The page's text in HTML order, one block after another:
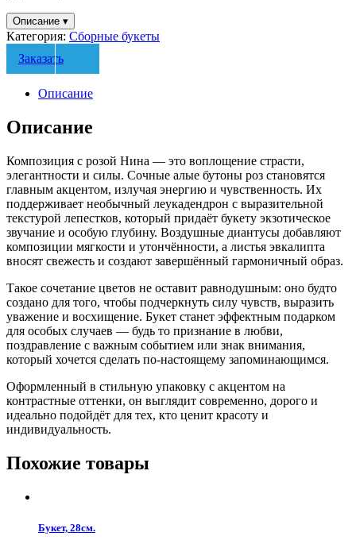
Описание ▾
Категория: Сборные букеты
Заказать
Описание
Описание
Композиция с розой Нина — это воплощение страсти,
элегантности и силы. Сочные алые бутоны роз становятся
главным акцентом, излучая энергию и чувственность. Их
поддерживает необычный леукадендрон с выразительной
текстурой лепестков, который придаёт букету экзотическое
звучание и особую глубину. Воздушные диантусы добавляют
композиции мягкости и утончённости, а листья эвкалипта
вносят свежесть и создают завершённый гармоничный образ.
Такое сочетание цветов не оставит равнодушным: оно будто
создано для того, чтобы подчеркнуть силу чувств, выразить
уважение и восхищение. Букет станет эффектным подарком
для особых случаев — будь то признание в любви,
поздравление с важным событием или знак внимания,
который хочется сделать по-настоящему запоминающимся.
Оформленный в стильную упаковку с акцентом на
контрастные оттенки, он выглядит современно, дорого и
идеально подойдёт для тех, кто ценит красоту и
индивидуальность.
Похожие товары
Букет, 28см.